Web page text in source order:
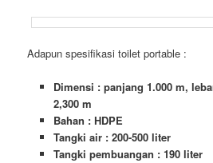
Adapun spesifikasi toilet portable :
Dimensi : panjang 1.000 m,
2,300 m
Bahan : HDPE
Tangki air : 200-500 liter
Tangki pembuangan : 190 liter